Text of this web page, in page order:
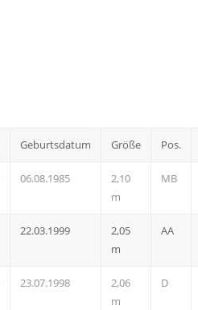
Geburtsdatum Größe Pos.
06.08.1985
2,10
m
MB
22.03.1999
2,05
m
AA
23.07.1998
2,06
m
D